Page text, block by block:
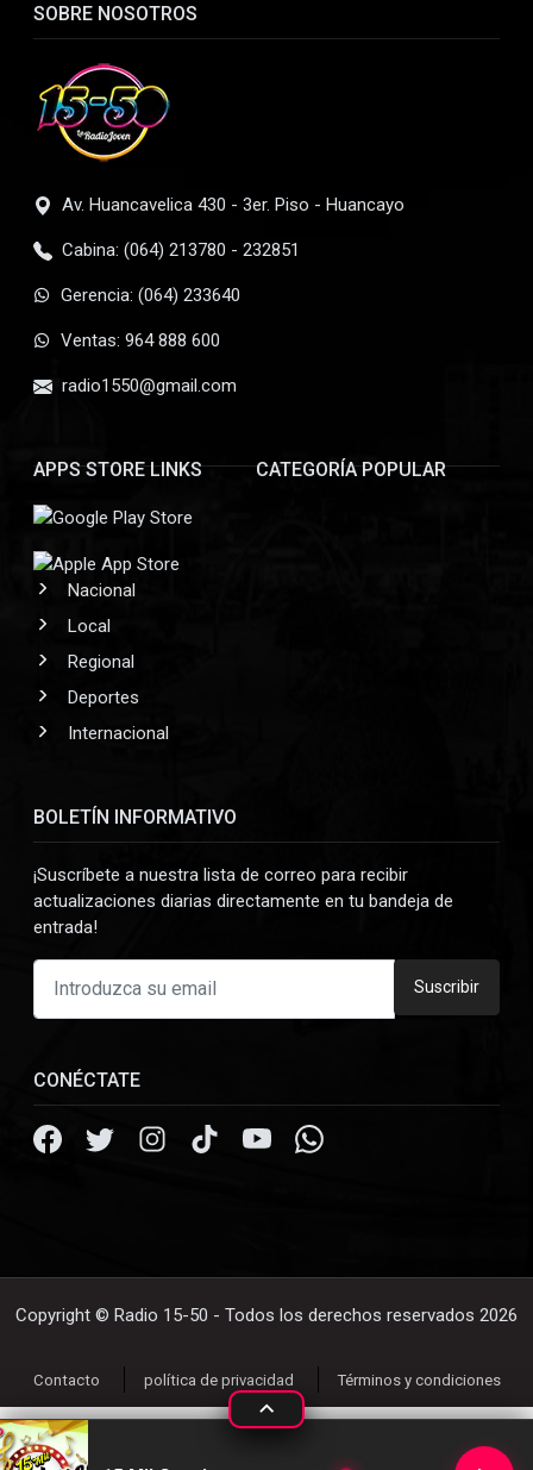
SOBRE NOSOTROS
Av. Huancavelica 430 - 3er. Piso - Huancayo
Cabina: (064) 213780 - 232851
Gerencia: (064) 233640
Ventas: 964 888 600
radio1550@gmail.com
APPS STORE LINKS CATEGORÍA POPULAR
Nacional
Local
Regional
Deportes
Internacional
BOLETÍN INFORMATIVO
¡Suscríbete a nuestra lista de correo para recibir
actualizaciones diarias directamente en tu bandeja de
entrada!
Suscribir
CONÉCTATE
Copyright © Radio 15-50 - Todos los derechos reservados 2026
Contacto política de privacidad Términos y condiciones